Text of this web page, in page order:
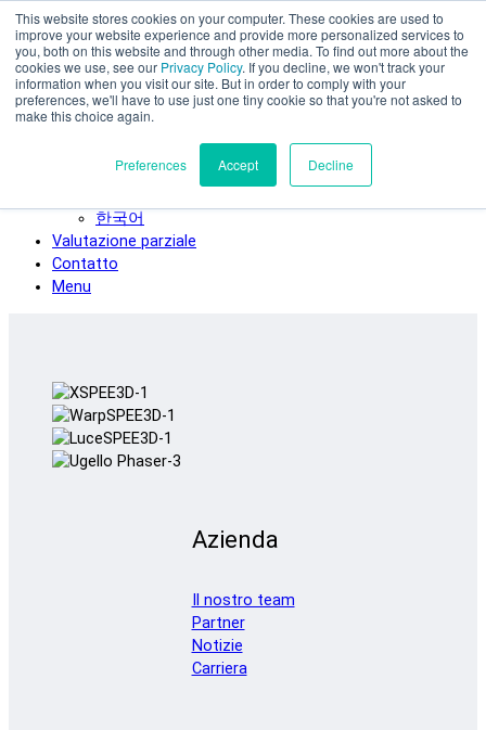
This website stores cookies on your computer. These cookies are used to
improve your website experience and provide more personalized services to
you, both on this website and through other media. To find out more about the
cookies we use, see our Privacy Policy. If you decline, we won't track your
information when you visit our site. But in order to comply with your
preferences, we'll have to use just one tiny cookie so that you're not asked to
make this choice again.
Preferences Accept Decline
Vai al contenuto principale
SPEE3D
Italiano
English
Español
Français
한국어
Valutazione parziale
Contatto
Menu
Azienda
Il nostro team
Partner
Notizie
Carriera